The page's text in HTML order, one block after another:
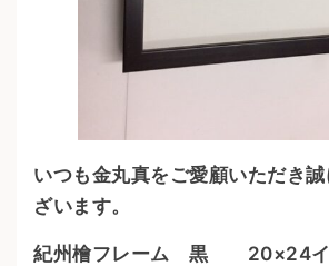
いつも金丸真をご愛顧いただき
ざいます。
紀州檜フレーム 黒 20×24